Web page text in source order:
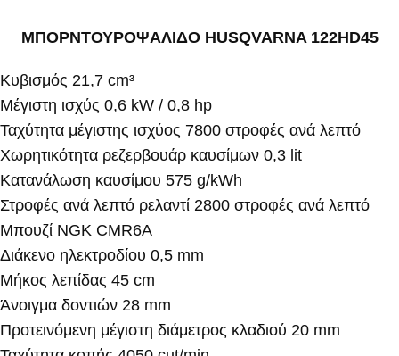
ΜΠΟΡΝΤΟΥΡΟΨΑΛΙΔΟ HUSQVARNA 122HD45
Κυβισμός 21,7 cm³
Μέγιστη ισχύς 0,6 kW / 0,8 hp
Ταχύτητα μέγιστης ισχύος 7800 στροφές ανά λεπτό
Χωρητικότητα ρεζερβουάρ καυσίμων 0,3 lit
Κατανάλωση καυσίμου 575 g/kWh
Στροφές ανά λεπτό ρελαντί 2800 στροφές ανά λεπτό
Μπουζί NGK CMR6A
Διάκενο ηλεκτροδίου 0,5 mm
Μήκος λεπίδας 45 cm
Άνοιγμα δοντιών 28 mm
Προτεινόμενη μέγιστη διάμετρος κλαδιού 20 mm